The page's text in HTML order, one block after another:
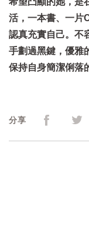
活，一本書、一片
認真充實自己。不
手劃過黑鍵，優雅
保持自身簡潔俐落
分享